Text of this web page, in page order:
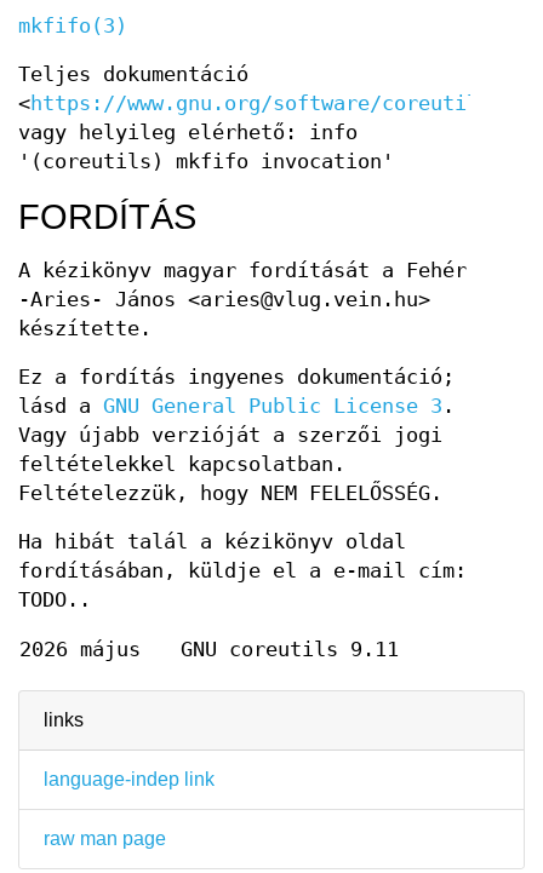
links
language-indep link
raw man page
mkfifo(3)
Teljes dokumentáció
<https://www.gnu.org/software/coreutils/
vagy helyileg elérhető: info
'(coreutils) mkfifo invocation'
FORDÍTÁS
A kézikönyv magyar fordítását a Fehér
-Aries- János <aries@vlug.vein.hu>
készítette.
Ez a fordítás ingyenes dokumentáció;
lásd a GNU General Public License 3 .
Vagy újabb verzióját a szerzői jogi
feltételekkel kapcsolatban.
Feltételezzük, hogy NEM FELELŐSSÉG.
Ha hibát talál a kézikönyv oldal
fordításában, küldje el a e-mail cím:
TODO..
2026 május GNU coreutils 9.11